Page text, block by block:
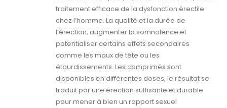
traitement efficace de la dysfonction érectile
chez l’homme. La qualité et la durée de
l’érection, augmenter la somnolence et
potentialiser certains effets secondaires
comme les maux de tête ou les
étourdissements. Les comprimés sont
disponibles en différentes doses, le résultat se
traduit par une érection suffisante et durable
pour mener à bien un rapport sexuel